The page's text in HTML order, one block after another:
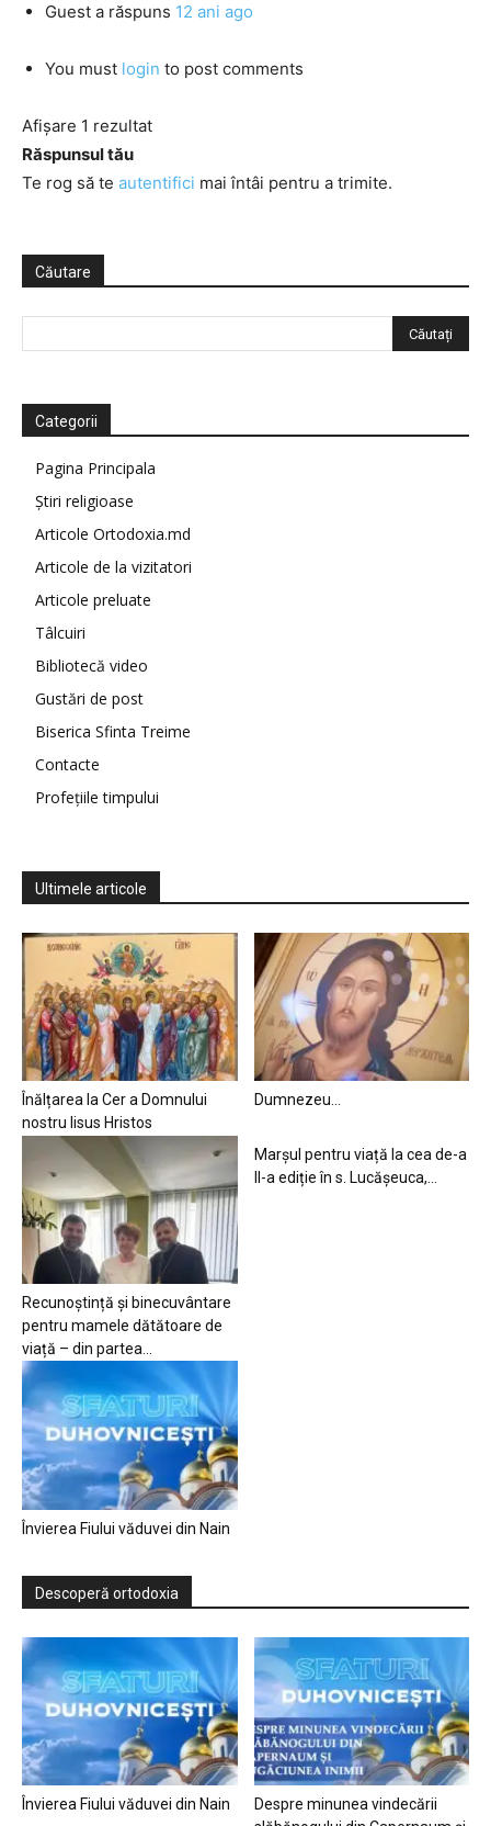
Guest a răspuns 12 ani ago
You must login to post comments
Afișare 1 rezultat
Răspunsul tău
Te rog să te autentifici mai întâi pentru a trimite.
Căutare
Categorii
Pagina Principala
Știri religioase
Articole Ortodoxia.md
Articole de la vizitatori
Articole preluate
Tâlcuiri
Bibliotecă video
Gustări de post
Biserica Sfinta Treime
Contacte
Profețiile timpului
Ultimele articole
Înălțarea la Cer a Domnului
nostru Iisus Hristos
Dumnezeu…
Recunoștință și binecuvântare
pentru mamele dătătoare de
viață – din partea...
Marșul pentru viață la cea de-a
II-a ediție în s. Lucășeuca,...
Învierea Fiului văduvei din Nain
Descoperă ortodoxia
Învierea Fiului văduvei din Nain
Despre minunea vindecării